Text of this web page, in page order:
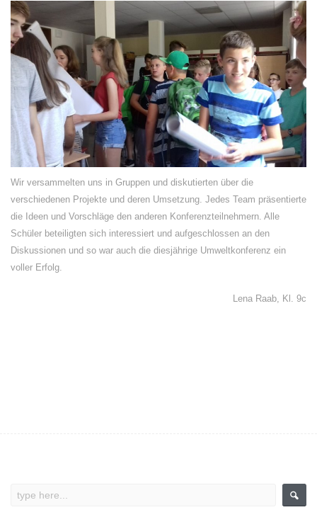
Wir versammelten uns in Gruppen und diskutierten über die
verschiedenen Projekte und deren Umsetzung. Jedes Team präsentierte
die Ideen und Vorschläge den anderen Konferenzteilnehmern. Alle
Schüler beteiligten sich interessiert und aufgeschlossen an den
Diskussionen und so war auch die diesjährige Umweltkonferenz ein
voller Erfolg.
Lena Raab, Kl. 9c